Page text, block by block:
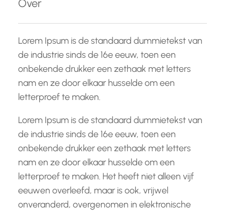
n
Over
Lorem Ipsum is de standaard dummietekst van
de industrie sinds de 16e eeuw, toen een
onbekende drukker een zethaak met letters
nam en ze door elkaar husselde om een
letterproef te maken.
Lorem Ipsum is de standaard dummietekst van
de industrie sinds de 16e eeuw, toen een
onbekende drukker een zethaak met letters
nam en ze door elkaar husselde om een
letterproef te maken. Het heeft niet alleen vijf
eeuwen overleefd, maar is ook, vrijwel
onveranderd, overgenomen in elektronische